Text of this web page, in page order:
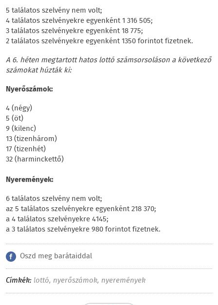
5 találatos szelvény nem volt;
4 találatos szelvényekre egyenként 1 316 505;
3 találatos szelvényekre egyenként 18 775;
2 találatos szelvényekre egyenként 1350 forintot fizetnek.
A 6. héten megtartott hatos lottó számsorsoláson a következő
számokat húzták ki:
Nyerőszámok:
4 (négy)
5 (öt)
9 (kilenc)
13 (tizenhárom)
17 (tizenhét)
32 (harminckettő)
Nyeremények:
6 találatos szelvény nem volt;
az 5 találatos szelvényekre egyenként 218 370;
a 4 találatos szelvényekre 4145;
a 3 találatos szelvényekre 980 forintot fizetnek.
Oszd meg barátaiddal
Címkék: lottó, nyerőszámok, nyeremények